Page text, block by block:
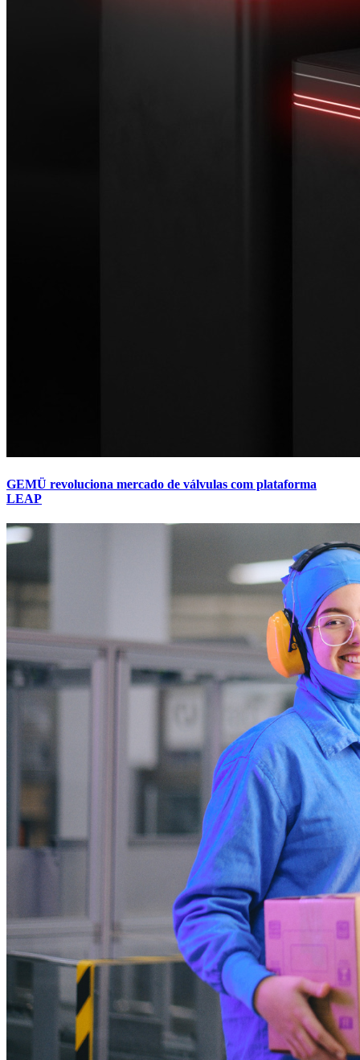
GEMÜ revoluciona mercado de válvulas com plataforma
LEAP